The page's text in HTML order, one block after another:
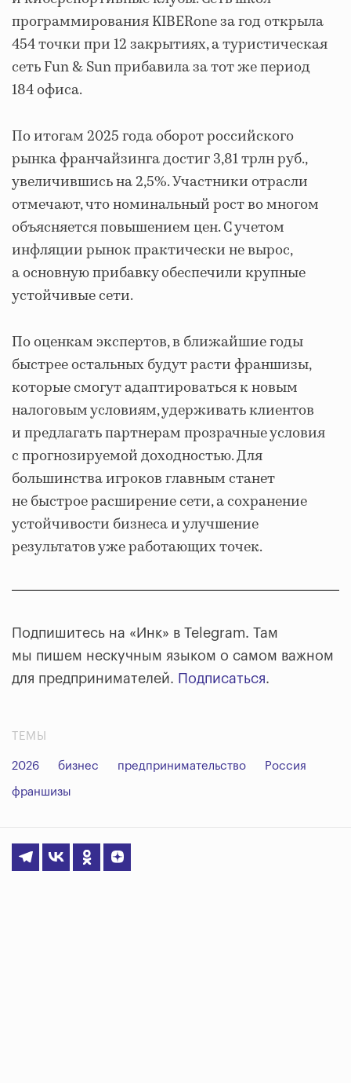
программирования KIBERone за год открыла
454 точки при 12 закрытиях, а туристическая
сеть Fun & Sun прибавила за тот же период
184 офиса.
По итогам 2025 года оборот российского
рынка франчайзинга достиг 3,81 трлн руб.,
увеличившись на 2,5%. Участники отрасли
отмечают, что номинальный рост во многом
объясняется повышением цен. С учетом
инфляции рынок практически не вырос,
а основную прибавку обеспечили крупные
устойчивые сети.
По оценкам экспертов, в ближайшие годы
быстрее остальных будут расти франшизы,
которые смогут адаптироваться к новым
налоговым условиям, удерживать клиентов
и предлагать партнерам прозрачные условия
с прогнозируемой доходностью. Для
большинства игроков главным станет
не быстрое расширение сети, а сохранение
устойчивости бизнеса и улучшение
результатов уже работающих точек.
Подпишитесь на «Инк» в Telegram. Там
мы пишем нескучным языком о самом важном
для предпринимателей. Подписаться.
ТЕМЫ
2026 бизнес предпринимательство Россия
франшизы